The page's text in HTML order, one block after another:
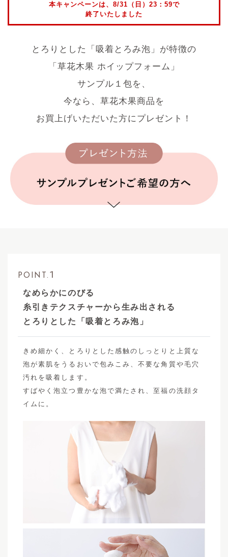
本キャンペーンは、8/31（日）23：59で
終了いたしました
とろりとした「吸着とろみ泡」が特徴の
「草花木果 ホイップフォーム」
サンプル１包を、
今なら、草花木果商品を
お買上げいただいた方にプレゼント！
POINT. 1
なめらかにのびる
糸引きテクスチャーから生み出される
とろりとした「吸着とろみ泡」
きめ細かく、とろりとした感触のしっとりと上質な
泡が素肌をうるおいで包みこみ、不要な角質や毛穴
汚れを吸着します。
すばやく泡立つ豊かな泡で満たされ、至福の洗顔タ
イムに。